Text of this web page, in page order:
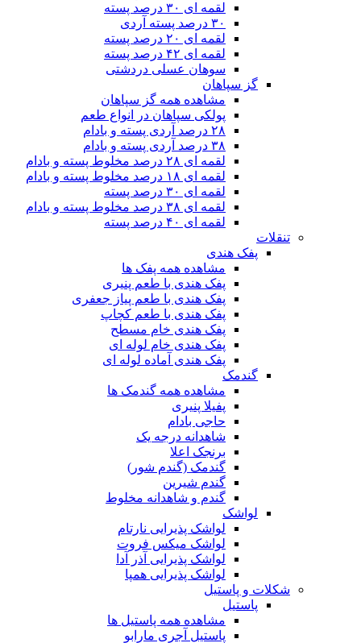
لقمه ای ۳۰ درصد پسته
۳۰ درصد پسته آردی
لقمه ای ۲۰ درصد پسته
لقمه ای ۴۲ درصد پسته
سوهان عسلی دردشتی
گز سپاهان
مشاهده همه گز سپاهان
پولکی سپاهان در انواع طعم
۲۸ درصد آردی پسته و بادام
۳۸ درصد آردی پسته و بادام
لقمه ای ۲۸ درصد مخلوط پسته و بادام
لقمه ای ۱۸ درصد مخلوط پسته و بادام
لقمه ای ۳۰ درصد پسته
لقمه ای ۳۸ درصد مخلوط پسته و بادام
لقمه ای ۴۰ درصد پسته
تنقلات
پفک هندی
مشاهده همه پفک ها
پفک هندی با طعم پنیری
پفک هندی با طعم پیاز جعفری
پفک هندی با طعم کچاپ
پفک هندی خام مسطح
پفک هندی خام لوله ای
پفک هندی آماده لوله ای
گندمک
مشاهده همه گندمک ها
پفیلا پنیری
حاجی بادام
شاهدانه درجه یک
برنجک اعلا
گندمک (گندم شور)
گندم شیرین
گندم و شاهدانه مخلوط
لواشک
لواشک پذیرایی نارتام
لواشک میکس فروت
لواشک پذیرایی آذر آدا
لواشک پذیرایی همپا
شکلات و پاستیل
پاستیل
مشاهده همه پاستیل ها
پاستیل آجری مارابو